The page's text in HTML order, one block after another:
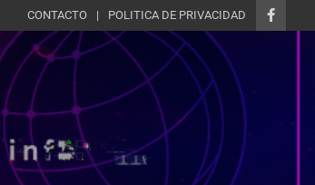
CONTACTO POLITICA DE PRIVACIDAD